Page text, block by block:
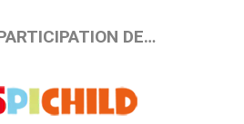
DE…